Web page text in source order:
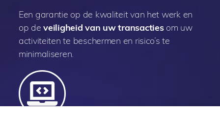
Een garantie op de kwaliteit van het werk en
op deveiligheid van uw transactiesom uw
activiteiten te beschermen en risico’s te
minimaliseren.